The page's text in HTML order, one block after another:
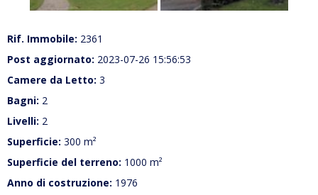
Rif. Immobile: 2361
Post aggiornato: 2023-07-26 15:56:53
Camere da Letto: 3
Bagni: 2
Livelli: 2
Superficie: 300 m²
Superficie del terreno: 1000 m²
Anno di costruzione: 1976